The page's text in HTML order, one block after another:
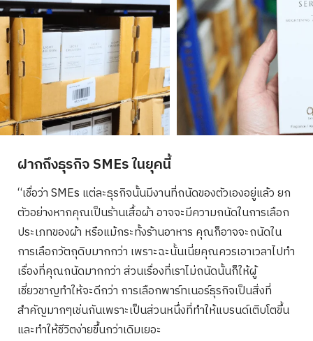
ฝากถึงธุรกิจ SMEs ในยุคนี้
“เชื่อว่า SMEs แต่ละธุรกิจนั้นมีงานที่ถนัดของตัวเองอยู่แล้ว ยก
ตัวอย่างหากคุณเป็นร้านเสื้อผ้า อาจจะมีความถนัดในการเลือก
ประเภทของผ้า หรือแม้กระทั้งร้านอาหาร คุณก็อาจจะถนัดใน
การเลือกวัตถุดิบมากกว่า เพราะฉะนั้นเนี่ยคุณควรเอาเวลาไปทำ
เรื่องที่คุณถนัดมากกว่า ส่วนเรื่องที่เราไม่ถนัดนั้นก็ให้ผู้
เชี่ยวชาญทำให้จะดีกว่า การเลือกพาร์ทเนอร์ธุรกิจเป็นสิ่งที่
สำคัญมากๆเช่นกันเพราะเป็นส่วนหนึ่งที่ทำให้แบรนด์เติบโตขึ้น
และทำให้ชีวิตง่ายขึ้นกว่าเดิมเยอะ